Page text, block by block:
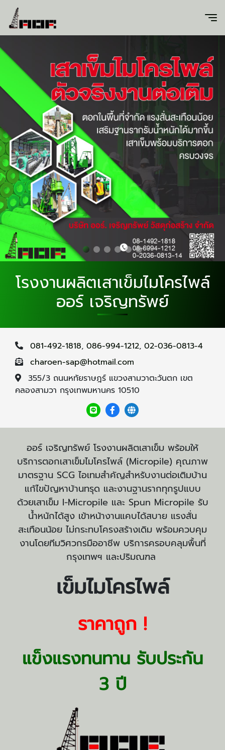
โรงงานผลิตเสาเข็มไมโครไพล์
ออร์ เจริญทรัพย์
081-492-1818, 086-994-1212, 02-036-0813-4
charoen-sap@hotmail.com
355/3 ถนนหทัยราษฎร์ แขวงสามวาตะวันตก เขต
คลองสามวา กรุงเทพมหานคร 10510
ออร์ เจริญทรัพย์ โรงงานผลิตเสาเข็ม พร้อมให้
บริการตอกเสาเข็มไมโครไพล์ (Micropile) คุณภาพ
มาตรฐาน SCG ไอเทมสำคัญสำหรับงานต่อเติมบ้าน
แก้ไขปัญหาบ้านทรุด และงานฐานรากทุกรูปแบบ
ด้วยเสาเข็ม I-Micropile และ Spun Micropile รับ
น้ำหนักได้สูง เข้าหน้างานแคบได้สบาย แรงสั่น
สะเทือนน้อย ไม่กระทบโครงสร้างเดิม พร้อมควบคุม
งานโดยทีมวิศวกรมืออาชีพ บริการครอบคลุมพื้นที่
กรุงเทพฯ และปริมณฑล
เข็มไมโครไพล์
ราคาถูก !
แข็งแรงทนทาน รับประกัน
3 ปี